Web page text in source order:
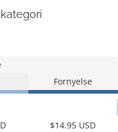
Fornyelse
$14.95 USD